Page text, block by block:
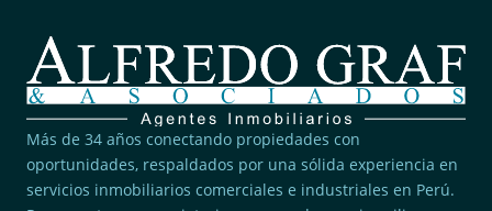
Más de 34 años conectando propiedades con
oportunidades, respaldados por una sólida experiencia en
servicios inmobiliarios comerciales e industriales en Perú.